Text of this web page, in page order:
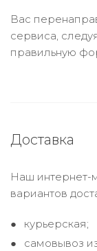
Вас
сервиса,
правильную
Доставка
Наш интернет-
вариантов
курьерская;
самовывоз